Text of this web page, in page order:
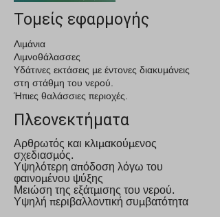
Τομείς εφαρμογής
Λιμάνια
Λιμνοθάλασσες
Υδάτινες εκτάσεις με έντονες διακυμάνεις
στη στάθμη του νερού.
Ήπιες θαλάσσιες περιοχές.
Πλεονεκτήματα
Αρθρωτός και κλιμακούμενος
σχεδιασμός.
Υψηλότερη απόδοση λόγω του
φαινομένου ψύξης
Μειώση της εξάτμισης του νερού.
Υψηλή περιβαλλοντική συμβατότητα